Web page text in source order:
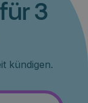
3
kündigen.